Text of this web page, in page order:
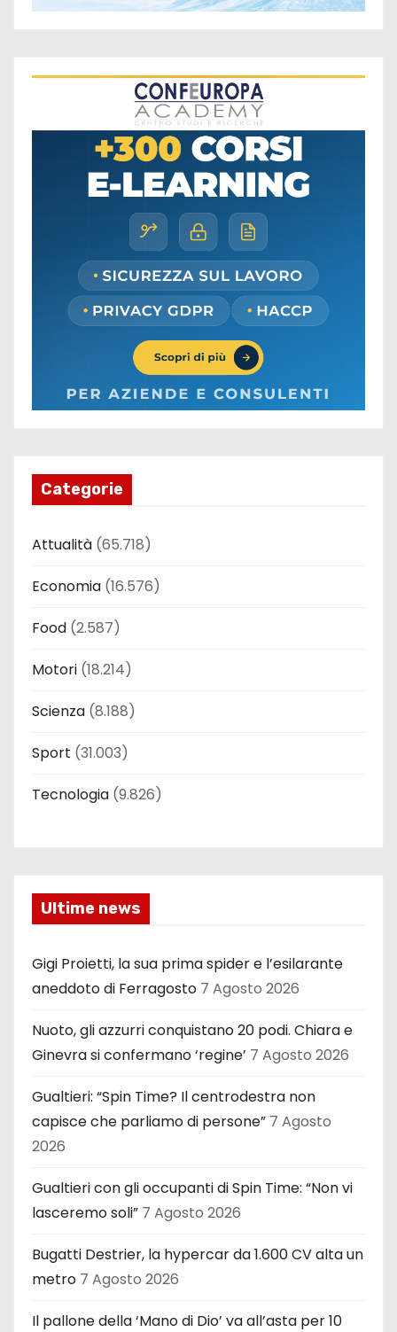
Categorie
Attualità (65.718)
Economia (16.576)
Food (2.587)
Motori (18.214)
Scienza (8.188)
Sport (31.003)
Tecnologia (9.826)
Ultime news
Gigi Proietti, la sua prima spider e l’esilarante
aneddoto di Ferragosto 7 Agosto 2026
Nuoto, gli azzurri conquistano 20 podi. Chiara e
Ginevra si confermano ‘regine’ 7 Agosto 2026
Gualtieri: “Spin Time? Il centrodestra non
capisce che parliamo di persone” 7 Agosto
2026
Gualtieri con gli occupanti di Spin Time: “Non vi
lasceremo soli” 7 Agosto 2026
Bugatti Destrier, la hypercar da 1.600 CV alta un
metro 7 Agosto 2026
Il pallone della ‘Mano di Dio’ va all’asta per 10